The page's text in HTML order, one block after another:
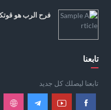
فرح الرب هو
تابعنا
تابعنا ليصلك كل جديد